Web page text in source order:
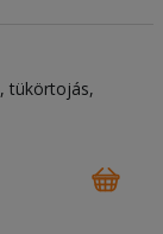
tükörtojás